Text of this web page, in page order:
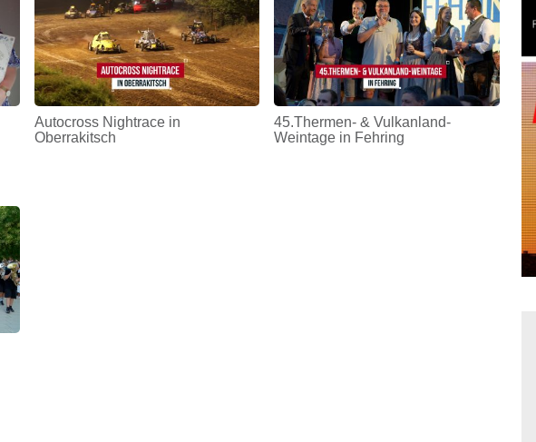
Autocross Nightrace in
Oberrakitsch
45.Thermen- & Vulkanland-
Weintage in Fehring